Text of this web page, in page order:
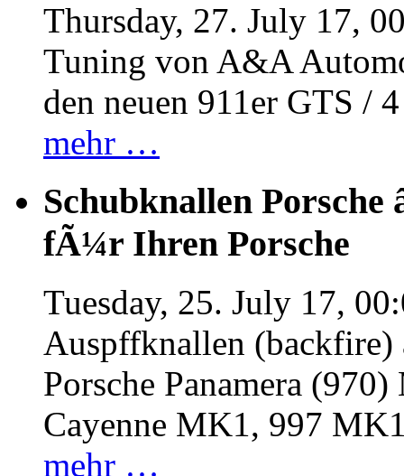
Thursday, 27. July 17,
Tuning von A&A
den neuen 911er GTS /
mehr …
Schubknallen Porsche
fÃ¼r Ihren Porsche
Tuesday, 25. July 17,
Auspffknallen
Porsche Panamera
Cayenne MK1, 997
mehr …